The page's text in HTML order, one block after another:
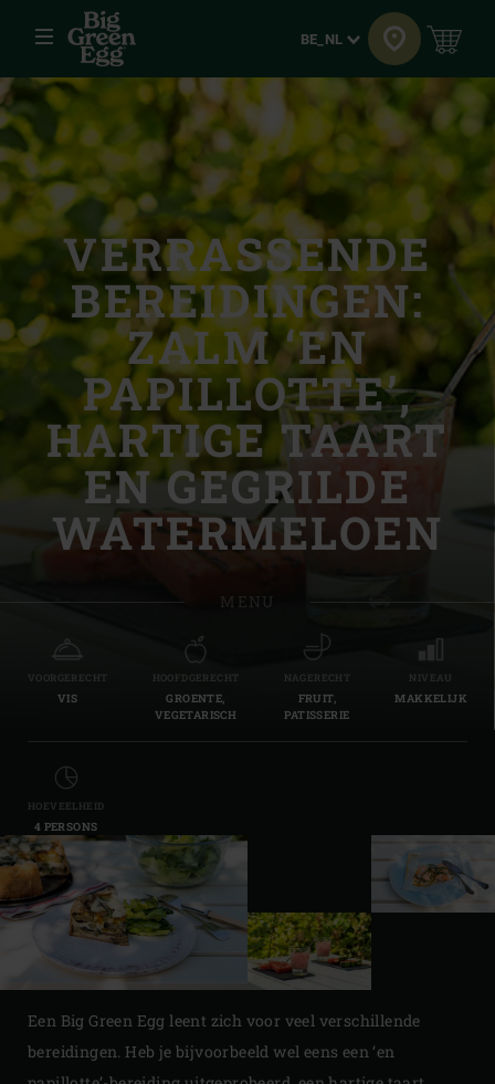
Menu Taal
BE_NL
VERRASSENDE
BEREIDINGEN:
ZALM ‘EN
PAPILLOTTE’,
HARTIGE TAART
EN GEGRILDE
WATERMELOEN
MENU
VOORGERECHT
VIS
HOOFDGERECHT
GROENTE,
VEGETARISCH
NAGERECHT
FRUIT,
PATISSERIE
NIVEAU
MAKKELIJK
HOEVEELHEID
4 PERSONS
Een Big Green Egg leent zich voor veel verschillende
bereidingen. Heb je bijvoorbeeld wel eens een ‘en